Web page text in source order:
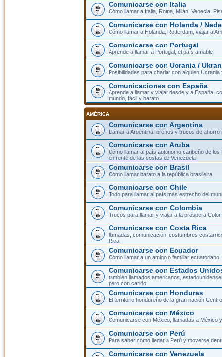
Comunicarse con Italia
Cómo llamar a Italia, Roma, Milán, Venecia,
Comunicarse con Holanda /
Cómo llamar a Holanda, Rotterdam, viajar a
Comunicarse con Portugal
Aprende a llamar a Portugal, el país amable
Comunicarse con Ucrania /
Posibilidades para charlar con alguien Ucrania
Comunicaciones con España
Aprende a llamar y viajar desde y a España,
mundo, fácil y barato
AMÉRICA
Comunicarse con Argentina
Llamar a Argentina, prefijos y trucos de ahorro
Comunicarse con Aruba
Cómo llamar al país autónomo caribeño de los
enfrente de las costas de Venezuela
Comunicarse con Brasil
Cómo llamar barato a la república brasileira
Comunicarse con Chile
Todo para llamar al país más estrecho del
Comunicarse con Colombia
Trucos para llamar y viajar a la próspera
Comunicarse con Costa Rica
llamadas, comunicación, costumbres
Rica
Comunicarse con Ecuador
Cómo llamar a un amigo o familiar ecuatoriano
Comunicarse con Estados
también llamados americanos,
pero con cariño
Comunicarse con Honduras
El territorio hondureño de la gran nación
Comunicarse con México
Comunicarse con México, llamadas a México
Comunicarse con Perú
Para saber cómo llegar a Perú y moverse
Comunicarse con Venezuela